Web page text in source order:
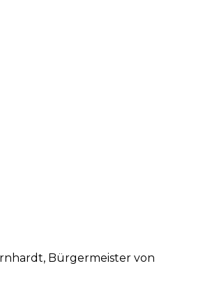
Bürgermeister von